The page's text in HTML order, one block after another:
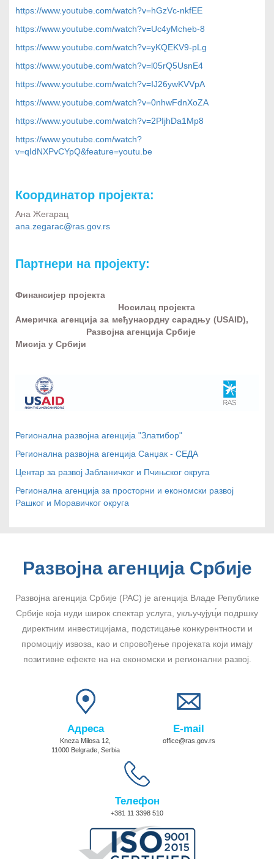
https://www.youtube.com/watch?v=hGzVc-nkfEE
https://www.youtube.com/watch?v=Uc4yMcheb-8
https://www.youtube.com/watch?v=yKQEKV9-pLg
https://www.youtube.com/watch?v=l05rQ5UsnE4
https://www.youtube.com/watch?v=IJ26ywKVVpA
https://www.youtube.com/watch?v=0nhwFdnXoZA
https://www.youtube.com/watch?v=2PIjhDa1Mp8
https://www.youtube.com/watch?
v=qIdNXPvCYpQ&feature=youtu.be
Координатор пројекта:
Ана Жегарац
ana.zegarac@ras.gov.rs
Партнери на пројекту:
Финансијер пројекта
Носилац пројекта
Америчка агенција за међунаордну сарадњу (USAID),
Развојна агенција Србије
Мисија у Србији
Регионална развојна агенција "Златибор"
Регионална развојна агенција Санџак - СЕДА
Центар за развој Јабланичког и Пчињског округа
Регионална агенција за просторни и економски развој
Рашког и Моравичког округа
Развојна агенција Србије
Развојна агенција Србије (РАС) је агенција Владе Републике
Србије која нуди широк спектар услуга, укључујуц́и подршку
директним инвестицијама, подстицање конкурентности и
промоцију извоза, као и спровођење пројеката који имају
позитивне ефекте на на економски и регионални развој.
Адреса
Kneza Milosa 12,
11000 Belgrade, Serbia
E-mail
office@ras.gov.rs
Телефон
+381 11 3398 510